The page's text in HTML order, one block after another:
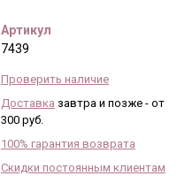
Артикул
7439
Проверить наличие
Доставка завтра и позже - от
300 руб.
100% гарантия возврата
Скидки постоянным клиентам